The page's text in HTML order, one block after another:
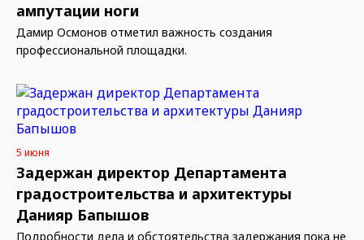
ампутации ноги
Дамир Осмонов отметил важность создания
профессиональной площадки.
5 июня
Задержан директор Департамента
градостроительства и архитектуры
Данияр Бапышов
Подробности дела и обстоятельства задержания пока не